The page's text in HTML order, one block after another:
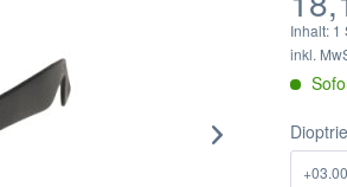
Inhalt: 1
inkl.